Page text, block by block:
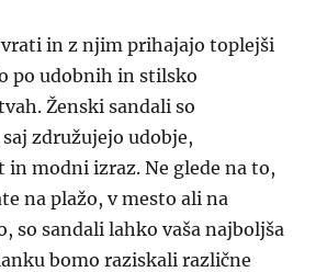
vrati in z njim prihajajo toplejši
po udobnih in stilsko
Ženski sandali so
združujejo udobje,
modni izraz. Ne glede na to,
na plažo, v mesto ali na
so sandali lahko vaša najboljša
bomo raziskali različne